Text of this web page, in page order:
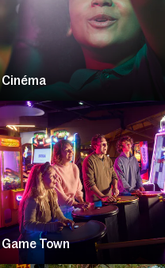
Cinéma
Game Town